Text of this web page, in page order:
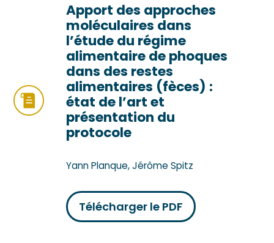
Apport des approches
moléculaires dans
l’étude du régime
alimentaire de phoques
dans des restes
alimentaires (fèces) :
état de l’art et
présentation du
protocole
Yann Planque, Jérôme Spitz
Télécharger le PDF